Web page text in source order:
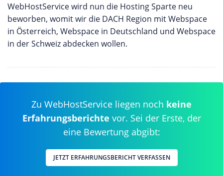
WebHostService wird nun die Hosting Sparte neu
beworben, womit wir die DACH Region mit Webspace
in Österreich, Webspace in Deutschland und Webspace
in der Schweiz abdecken wollen.
Zu WebHostService liegen noch keine
Erfahrungsberichte vor. Sei der Erste, der
eine Bewertung abgibt:
JETZT ERFAHRUNGSBERICHT VERFASSEN